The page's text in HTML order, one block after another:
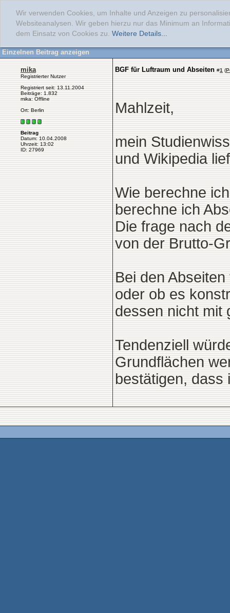
Wir verwenden Cookies, um Inhalte und Anzeigen zu
Websiteanalysen. Wir geben hierzu nur das Minimum an
dem Einsatz von Cookies zu. Weitere Details...
Einzelnen Beitrag anzeigen
mika
Registrierter Nutzer
Registriert seit: 13.11.2004
Beiträge: 1.832
mika: Offline
Ort: Berlin
Beitrag
Datum: 10.04.2008
Uhrzeit: 13:02
ID: 27969
BGF für Luftraum und Abseiten #1 (
Mahlzeit,
mein
und Wikipedia
Wie berechne
berechne ich
Die frage nach
von der Brutto-
Bei den
oder ob es
dessen nicht mit
Tendenziell
Grundflächen
bestätigen, dass